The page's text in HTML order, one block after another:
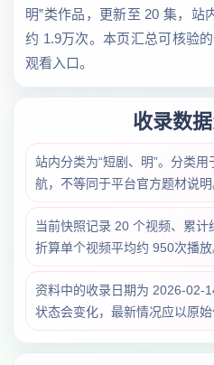
明”类作品，更新至 20 集，站
约 1.9万次。本页汇总可核验
观看入口。
收录数
站内分类为“短剧、明”。分类
航，不等同于平台官方题材说明
当前快照记录 20 个视频、累
折算单个视频平均约 950次播放
资料中的收录日期为 2026-02-
状态会变化，最新情况应以原始